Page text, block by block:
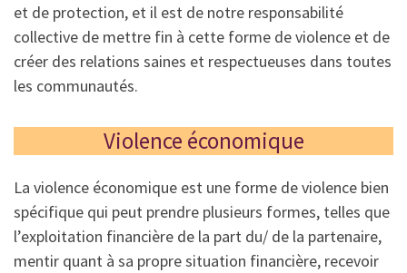
et de protection, et il est de notre responsabilité
collective de mettre fin à cette forme de violence et de
créer des relations saines et respectueuses dans toutes
les communautés.
Violence économique
La violence économique est une forme de violence bien
spécifique qui peut prendre plusieurs formes, telles que
l’exploitation financière de la part du/ de la partenaire,
mentir quant à sa propre situation financière, recevoir